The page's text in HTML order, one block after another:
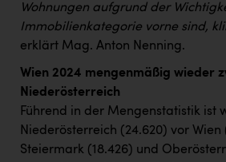
Wohnungen aufgrund der
Immobilienkategorie vorne sind,
erklärt Mag. Anton Nenning.
Wien 2024 mengenmäßig wieder
Niederösterreich
Führend in der Mengenstatistik ist
Niederösterreich (24.620) vor Wien
Steiermark (18.426) und